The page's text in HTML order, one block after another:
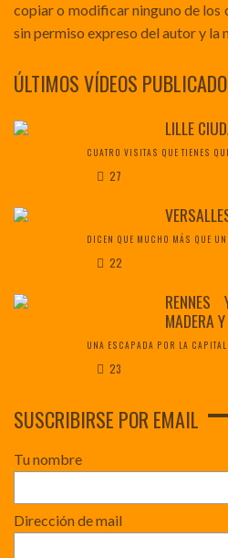
copiar o modificar ninguno de los
sin permiso expreso del autor y la
ÚLTIMOS VÍDEOS
LILLE
CUATRO VISITAS QUE TIENES
27
DICEN QUE MUCHO MÁS QUE
22
MADERA
UNA ESCAPADA POR LA
23
SUSCRIBIRSE POR EMAIL
Tu nombre
Dirección de mail